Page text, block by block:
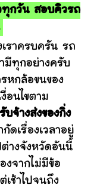
ทุกวัน สอบคิวรถ
ครบครัน รถ
มีทุกอย่างครับ
หกล้อขนของ
อนไขตาม
รับจ้างส่งของกิ่ง
ดเรื่องเวลาอยู่
างจังหวัดอันนี้
งจากไม่มีข้อ
เช้าไปจนถึง